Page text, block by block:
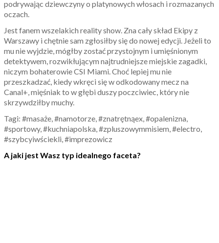
podrywając dziewczyny o platynowych włosach i rozmazanych
oczach.
Jest fanem wszelakich reality show. Zna cały skład Ekipy z
Warszawy i chętnie sam zgłosiłby się do nowej edycji. Jeżeli to
mu nie wyjdzie, mógłby zostać przystojnym i umięśnionym
detektywem, rozwikłującym najtrudniejsze miejskie zagadki,
niczym bohaterowie CSI Miami. Choć lepiej mu nie
przeszkadzać, kiedy wkręci się w odkodowany mecz na
Canal+, mięśniak to w głębi duszy poczciwiec, który nie
skrzywdziłby muchy.
Tagi: #masaże, #namotorze, #znatrętnąex, #opalenizna,
#sportowy, #kuchniapolska, #zpluszowymmisiem, #electro,
#szybcyiwściekli, #imprezowicz
A jaki jest Wasz typ idealnego faceta?